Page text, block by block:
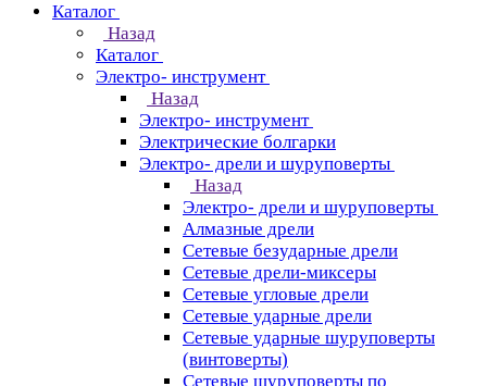
Каталог
Назад
Каталог
Электро- инструмент
Назад
Электро- инструмент
Электрические болгарки
Электро- дрели и шуруповерты
Назад
Электро- дрели и шуруповерты
Алмазные дрели
Сетевые безударные дрели
Сетевые дрели-миксеры
Сетевые угловые дрели
Сетевые ударные дрели
Сетевые ударные шуруповерты
(винтоверты)
Сетевые шуруповерты по